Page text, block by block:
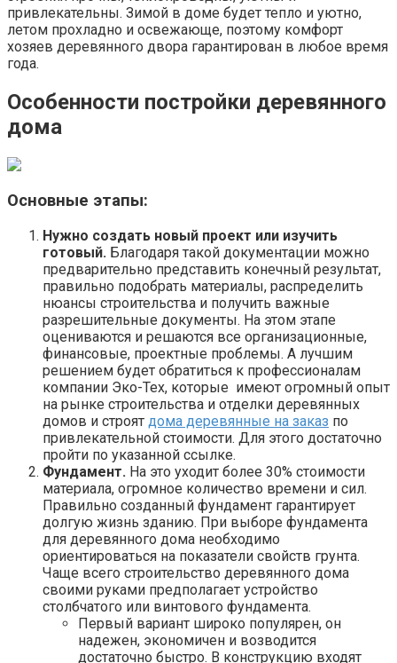
привлекательны. Зимой в доме будет тепло и уютно,
летом прохладно и освежающе, поэтому комфорт
хозяев деревянного двора гарантирован в любое время
года.
Особенности постройки деревянного
дома
Основные этапы:
Нужно создать новый проект или изучить
готовый. Благодаря такой документации можно
предварительно представить конечный результат,
правильно подобрать материалы, распределить
нюансы строительства и получить важные
разрешительные документы. На этом этапе
оцениваются и решаются все организационные,
финансовые, проектные проблемы. А лучшим
решением будет обратиться к профессионалам
компании Эко-Тех, которые имеют огромный опыт
на рынке строительства и отделки деревянных
домов и строят дома деревянные на заказ по
привлекательной стоимости. Для этого достаточно
пройти по указанной ссылке.
Фундамент. На это уходит более 30% стоимости
материала, огромное количество времени и сил.
Правильно созданный фундамент гарантирует
долгую жизнь зданию. При выборе фундамента
для деревянного дома необходимо
ориентироваться на показатели свойств грунта.
Чаще всего строительство деревянного дома
своими руками предполагает устройство
столбчатого или винтового фундамента.
Первый вариант широко популярен, он
надежен, экономичен и возводится
достаточно быстро. В конструкцию входят